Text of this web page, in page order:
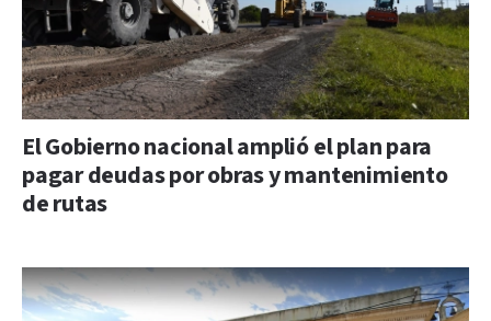
El Gobierno nacional amplió el plan para
pagar deudas por obras y mantenimiento
de rutas